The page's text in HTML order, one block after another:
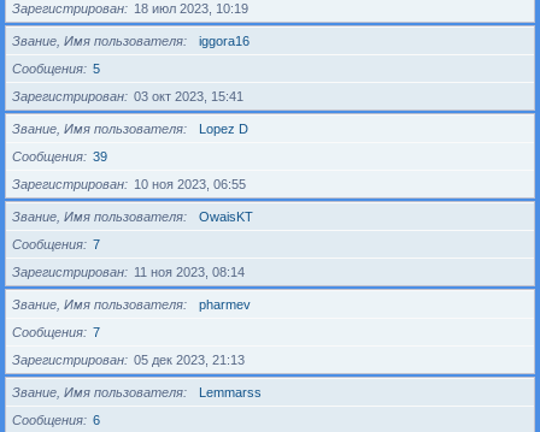
Зарегистрирован
18 июл 2023, 10:19
Звание, Имя пользователя
iggora16
Сообщения
5
Зарегистрирован
03 окт 2023, 15:41
Звание, Имя пользователя
Lopez D
Сообщения
39
Зарегистрирован
10 ноя 2023, 06:55
Звание, Имя пользователя
OwaisKT
Сообщения
7
Зарегистрирован
11 ноя 2023, 08:14
Звание, Имя пользователя
pharmev
Сообщения
7
Зарегистрирован
05 дек 2023, 21:13
Звание, Имя пользователя
Lemmarss
Сообщения
6